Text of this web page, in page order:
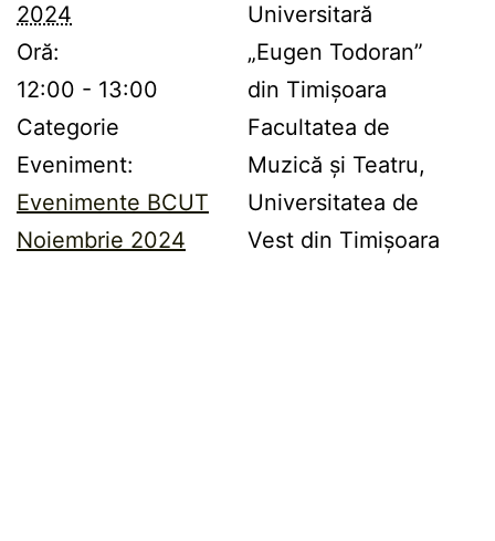
2024
Oră:
12:00 - 13:00
Categorie
Eveniment:
Evenimente BCUT
Noiembrie 2024
Universitară
„Eugen Todoran”
din Timișoara
Facultatea de
Muzică și Teatru,
Universitatea de
Vest din Timișoara